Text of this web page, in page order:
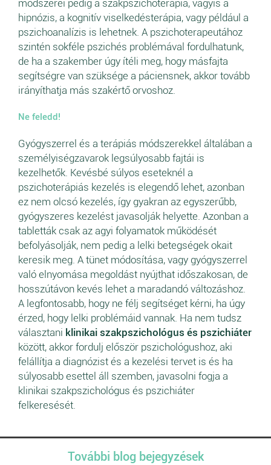
módszerei pedig a szakpszichoterápia, vagyis a
hipnózis, a kognitív viselkedésterápia, vagy például a
pszichoanalízis is lehetnek. A pszichoterapeutához
szintén sokféle pszichés problémával fordulhatunk,
de ha a szakember úgy ítéli meg, hogy másfajta
segítségre van szüksége a páciensnek, akkor tovább
irányíthatja más szakértő orvoshoz.
Ne feledd!
Gyógyszerrel és a terápiás módszerekkel általában a
személyiségzavarok legsúlyosabb fajtái is
kezelhetők. Kevésbé súlyos eseteknél a
pszichoterápiás kezelés is elegendő lehet, azonban
ez nem olcsó kezelés, így gyakran az egyszerűbb,
gyógyszeres kezelést javasolják helyette. Azonban a
tabletták csak az agyi folyamatok működését
befolyásolják, nem pedig a lelki betegségek okait
keresik meg. A tünet módosítása, vagy gyógyszerrel
való elnyomása megoldást nyújthat időszakosan, de
hosszútávon kevés lehet a maradandó változáshoz.
A legfontosabb, hogy ne félj segítséget kérni, ha úgy
érzed, hogy lelki problémáid vannak. Ha nem tudsz
választani klinikai szakpszichológus és pszichiáter
között, akkor fordulj először pszichológushoz, aki
felállítja a diagnózist és a kezelési tervet is és ha
súlyosabb esettel áll szemben, javasolni fogja a
klinikai szakpszichológus és pszichiáter
felkeresését.
További blog bejegyzések